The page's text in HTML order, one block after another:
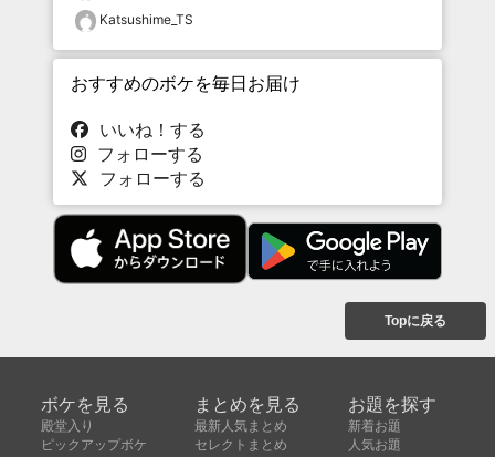
Katsushime_TS
おすすめのボケを毎日お届け
いいね！する
フォローする
フォローする
Topに戻る
ボケを見る
殿堂入り
ピックアップボケ
まとめを見る
最新人気まとめ
セレクトまとめ
お題を探す
新着お題
人気お題